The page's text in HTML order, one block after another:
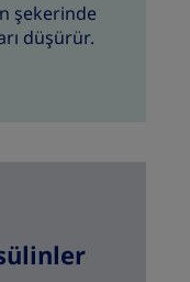
şekerinde
düşürür.